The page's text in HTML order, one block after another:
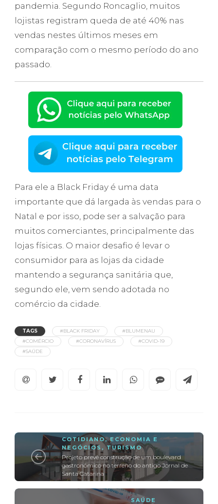
pandemia. Segundo Roncaglio, muitos
lojistas registram queda de até 40% nas
vendas nestes últimos meses em
comparação com o mesmo período do ano
passado.
Para ele a Black Friday é uma data
importante que dá largada às vendas para o
Natal e por isso, pode ser a salvação para
muitos comerciantes, principalmente das
lojas físicas. O maior desafio é levar o
consumidor para as lojas da cidade
mantendo a segurança sanitária que,
segundo ele, vem sendo adotada no
comércio da cidade.
TAGS #BLACK FRIDAY
#BLUMENAU
#COMÉRCIO
#CORONAVÍRUS
#COVID-19
#SAÚDE
COTIDIANO,ECONOMIA E
NEGÓCIOS ,TURISMO
Projeto prevê construção de um boulevard
gastronômico no terreno do antigo Jornal de
Santa Catarina
SAÚDE